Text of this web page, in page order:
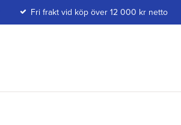
Fri frakt vid köp över 12 000 kr netto